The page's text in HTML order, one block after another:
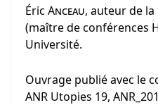
Éric Anceau, auteur de
(maître de conférences
Université.
Ouvrage publié avec le
ANR Utopies 19,